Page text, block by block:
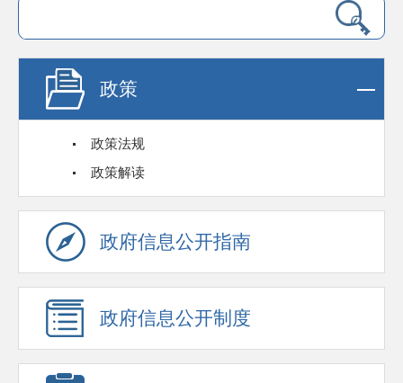
政策
政策法规
政策解读
政府信息公开指南
政府信息公开制度